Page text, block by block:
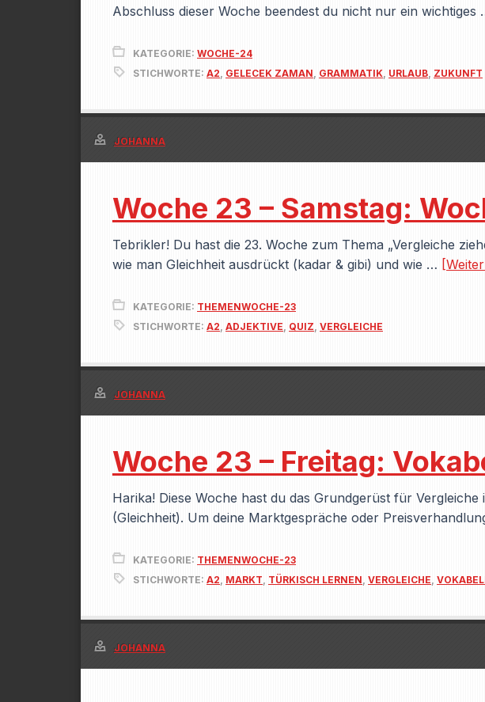
Abschluss dieser Woche beendest du nicht nur ein wichtiges
KATEGORIE: WOCHE-24
STICHWORTE: A2, GELECEK ZAMAN, GRAMMATIK, URLAUB, ZUKUNFT
JOHANNA
Woche 23 – Samstag:
Tebrikler! Du hast die 23. Woche zum Thema „Vergleiche
wie man Gleichheit ausdrückt (kadar & gibi) und wie …
KATEGORIE: THEMENWOCHE-23
STICHWORTE: A2, ADJEKTIVE, QUIZ, VERGLEICHE
JOHANNA
Woche 23 – Freitag:
Harika! Diese Woche hast du das Grundgerüst für
(Gleichheit). Um deine Marktgespräche oder
KATEGORIE: THEMENWOCHE-23
STICHWORTE: A2, MARKT, TÜRKISCH LERNEN, VERGLEICHE,
JOHANNA